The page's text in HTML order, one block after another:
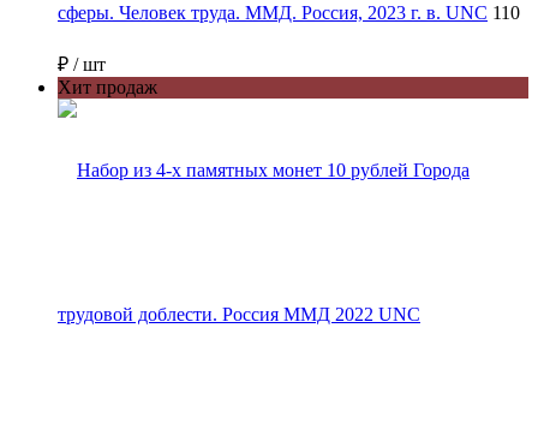
сферы. Человек труда. ММД. Россия, 2023 г. в. UNC 110
₽ / шт
Хит продаж